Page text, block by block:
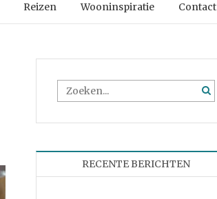
Reizen Wooninspiratie Contact
RECENTE BERICHTEN